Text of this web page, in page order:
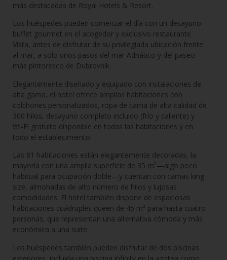
más destacadas de Royal Hotels & Resort.
Los huéspedes pueden comenzar el día con un desayuno
buffet gourmet en el acogedor y exclusivo restaurante
Vista, antes de disfrutar de su privilegiada ubicación frente
al mar, a solo unos pasos del mar Adriático y del paseo
más pintoresco de Dubrovnik.
Elegantemente diseñado y equipado con instalaciones de
alta gama, el hotel ofrece amplias habitaciones con
colchones personalizados, ropa de cama de alta calidad de
300 hilos, desayuno completo incluido (frío y caliente) y
Wi-Fi gratuito disponible en todas las habitaciones y en
todo el establecimiento.
Las 81 habitaciones están elegantemente decoradas, la
mayoría con una amplia superficie de 35 m²—algo poco
habitual para ocupación doble—y cuentan con camas king
size, almohadas de alto número de hilos y lujosas
comodidades. El hotel también dispone de espaciosas
habitaciones cuádruples queen de 45 m² para hasta cuatro
personas, que representan una alternativa cómoda y más
económica a una suite.
Los huéspedes también pueden disfrutar de dos piscinas
exteriores, incluida una piscina infinity en la azotea como